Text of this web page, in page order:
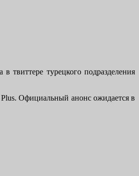
турецкого подразделения
Официальный анонс ожидается в